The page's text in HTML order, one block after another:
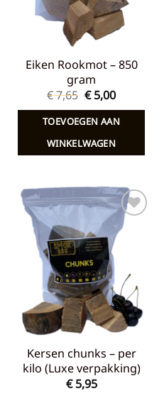
Eiken Rookmot – 850
gram
€7,65 Oorspronkelijke
prijs
was:
€ 7,65.
€5,00Huidige
prijs
is:
€ 5,00.
TOEVOEGEN AAN
WINKELWAGEN
Toevoegen
aan
verlanglijst
Kersen chunks – per
kilo (Luxe verpakking)
€5,95